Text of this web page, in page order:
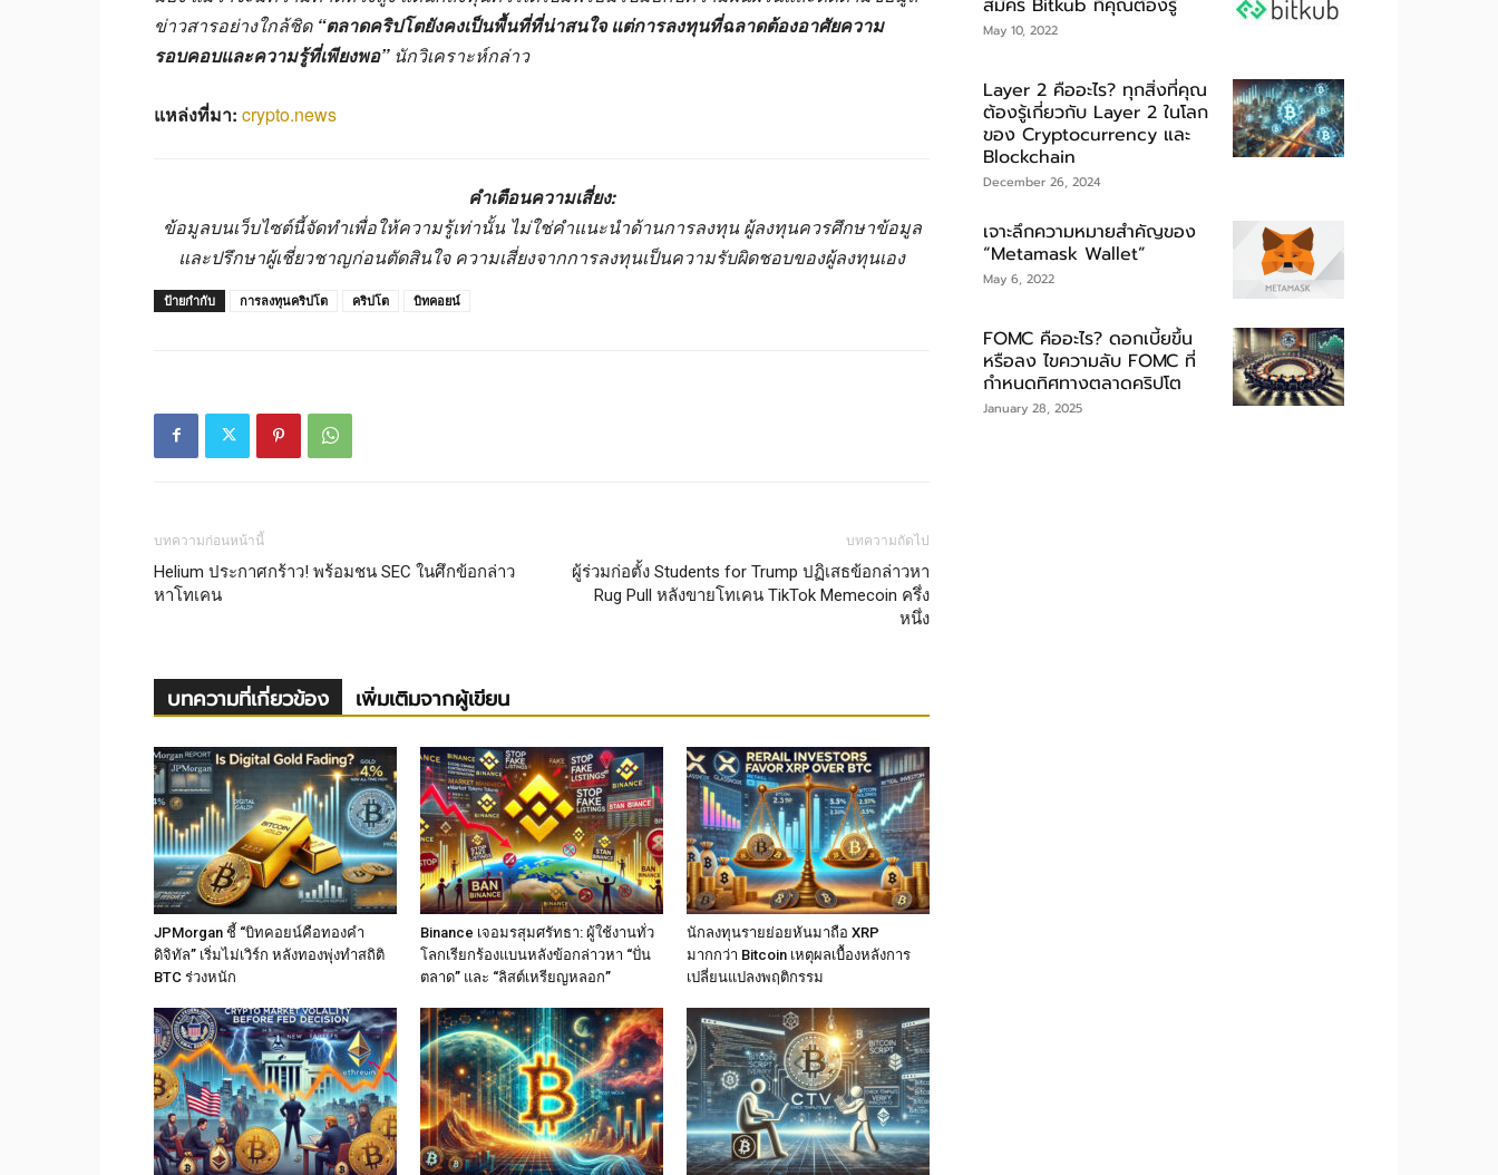
ข่าวสารอย่างใกล้ชิด “ตลาดคริปโตยังคงเป็นพื้นที่ที่น่าสนใจ แต่การลงทุนที่ฉลาดต้องอาศัยความ
รอบคอบและความรู้ที่เพียงพอ”นักวิเคราะห์กล่าว
แหล่งที่มา: crypto.news
คำเตือนความเสี่ยง:
ข้อมูลบนเว็บไซต์นี้จัดทำเพื่อให้ความรู้เท่านั้น ไม่ใช่คำแนะนำด้านการลงทุน ผู้ลงทุนควรศึกษาข้อมูล
และปรึกษาผู้เชี่ยวชาญก่อนตัดสินใจ ความเสี่ยงจากการลงทุนเป็นความรับผิดชอบของผู้ลงทุนเอง
ป้ายกำกับ การลงทุนคริปโต คริปโต บิทคอยน์
บทความก่อนหน้านี้
Helium ประกาศกร้าว! พร้อมชน SEC ในศึกข้อกล่าว
หาโทเคน
บทความถัดไป
ผู้ร่วมก่อตั้ง Students for Trump ปฏิเสธข้อกล่าวหา
Rug Pull หลังขายโทเคน TikTok Memecoin ครึ่ง
หนึ่ง
บทความที่เกี่ยวข้อง เพิ่มเติมจากผู้เขียน
JPMorgan ชี้ “บิทคอยน์คือทองคำ
ดิจิทัล” เริ่มไม่เวิร์ก หลังทองพุ่งทำสถิติ
BTC ร่วงหนัก
Binance เจอมรสุมศรัทธา: ผู้ใช้งานทั่ว
โลกเรียกร้องแบนหลังข้อกล่าวหา “ปั่น
ตลาด” และ “ลิสต์เหรียญหลอก”
นักลงทุนรายย่อยหันมาถือ XRP
มากกว่า Bitcoin เหตุผลเบื้องหลังการ
เปลี่ยนแปลงพฤติกรรม
สมัคร Bitkub ที่คุณต้องรู้
May 10, 2022
Layer 2 คืออะไร? ทุกสิ่งที่คุณ
ต้องรู้เกี่ยวกับ Layer 2 ในโลก
ของ Cryptocurrency และ
Blockchain
December 26, 2024
เจาะลึกความหมายสำคัญของ
“Metamask Wallet”
May 6, 2022
FOMC คืออะไร? ดอกเบี้ยขึ้น
หรือลง ไขความลับ FOMC ที่
กำหนดทิศทางตลาดคริปโต
January 28, 2025